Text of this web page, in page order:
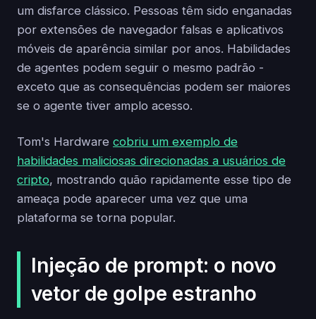
um disfarce clássico. Pessoas têm sido enganadas
por extensões de navegador falsas e aplicativos
móveis de aparência similar por anos. Habilidades
de agentes podem seguir o mesmo padrão -
exceto que as consequências podem ser maiores
se o agente tiver amplo acesso.
Tom's Hardware cobriu um exemplo de
habilidades maliciosas direcionadas a usuários de
cripto, mostrando quão rapidamente esse tipo de
ameaça pode aparecer uma vez que uma
plataforma se torna popular.
Injeção de prompt: o novo
vetor de golpe estranho